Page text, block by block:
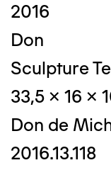
2016
Don
Sculpture
33,5 x 16 x
Don de
2016.13.118